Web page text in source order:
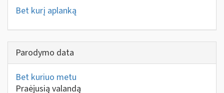
Bet kurį aplanką
Parodymo data
Bet kuriuo metu
Praėjusią valandą